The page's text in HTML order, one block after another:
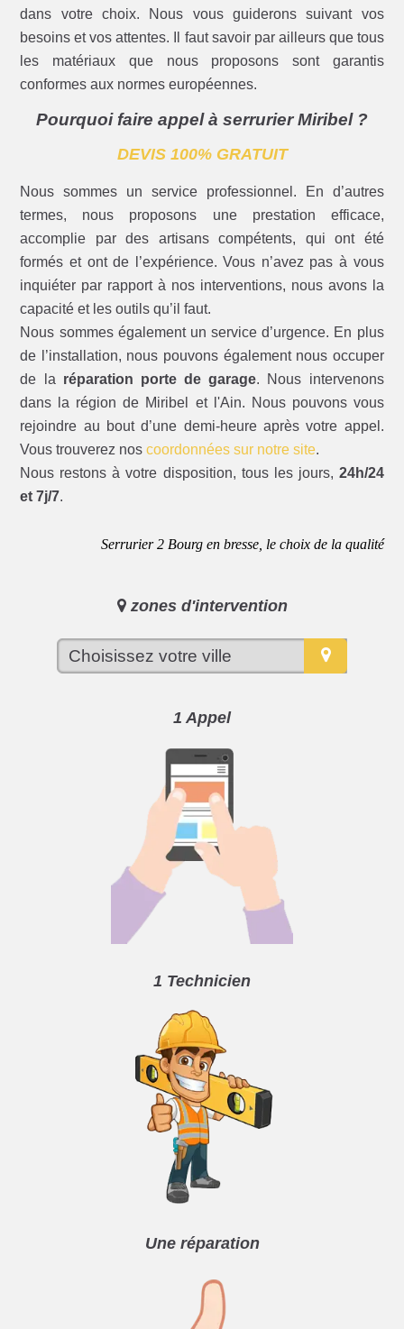
dans votre choix. Nous vous guiderons suivant vos
besoins et vos attentes. Il faut savoir par ailleurs que tous
les matériaux que nous proposons sont garantis
conformes aux normes européennes.
Pourquoi faire appel à serrurier Miribel ?
DEVIS 100% GRATUIT
Nous sommes un service professionnel. En d’autres
termes, nous proposons une prestation efficace,
accomplie par des artisans compétents, qui ont été
formés et ont de l’expérience. Vous n’avez pas à vous
inquiéter par rapport à nos interventions, nous avons la
capacité et les outils qu’il faut.
Nous sommes également un service d’urgence. En plus
de l’installation, nous pouvons également nous occuper
de la réparation porte de garage. Nous intervenons
dans la région de Miribel et l'Ain. Nous pouvons vous
rejoindre au bout d’une demi-heure après votre appel.
Vous trouverez noscoordonnées sur notre site.
Nous restons à votre disposition, tous les jours, 24h/24
et 7j/7.
Serrurier 2 Bourg en bresse, le choix de la qualité
zones d'intervention
1 Appel
1 Technicien
Une réparation